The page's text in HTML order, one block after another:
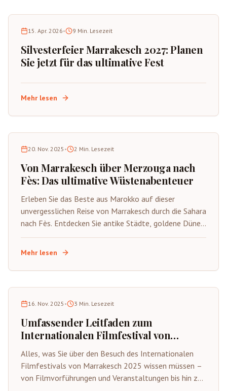
15. Apr. 2026• 9 Min. Lesezeit
Silvesterfeier Marrakesch 2027: Planen
Sie jetzt für das ultimative Fest
Mehr lesen
20. Nov. 2025 • 2 Min. Lesezeit
Von Marrakesch über Merzouga nach
Fès: Das ultimative Wüstenabenteuer
Erleben Sie das Beste aus Marokko auf dieser
unvergesslichen Reise von Marrakesch durch die Sahara
nach Fès. Entdecken Sie antike Städte, goldene Dünen
und reiches kulturelles Erbe.
Mehr lesen
16. Nov. 2025 • 3 Min. Lesezeit
Umfassender Leitfaden zum
Internationalen Filmfestival von
Marrakesch (FIFM) 2025
Alles, was Sie über den Besuch des Internationalen
Filmfestivals von Marrakesch 2025 wissen müssen –
von Filmvorführungen und Veranstaltungen bis hin zu